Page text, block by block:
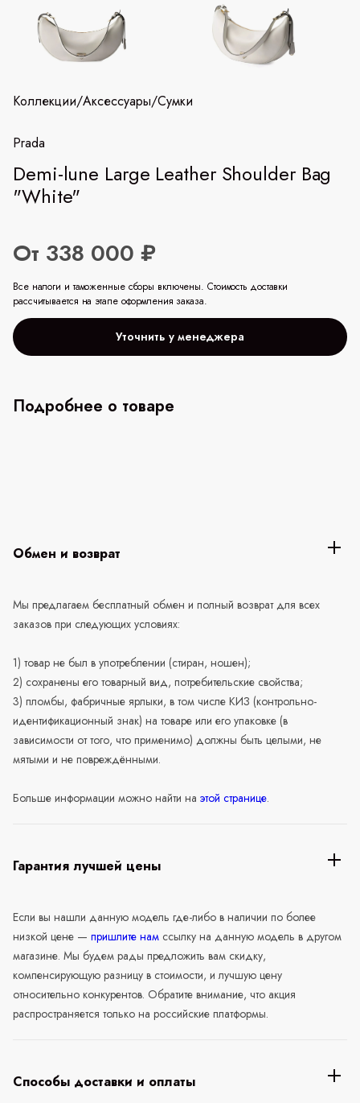
Коллекции/Аксессуары/Сумки
Prada
Demi-lune Large Leather Shoulder Bag
"White"
От 338 000 ₽
Все налоги и таможенные сборы включены. Стоимость доставки
рассчитывается на этапе оформления заказа.
Уточнить у менеджера
Подробнее о товаре
Обмен и возврат
Мы предлагаем бесплатный обмен и полный возврат для всех
заказов при следующих условиях:
1) товар не был в употреблении (стиран, ношен);
2) сохранены его товарный вид, потребительские свойства;
3) пломбы, фабричные ярлыки, в том числе КИЗ (контрольно-
идентификационный знак) на товаре или его упаковке (в
зависимости от того, что применимо) должны быть целыми, не
мятыми и не повреждёнными.
Больше информации можно найти на этой странице.
Гарантия лучшей цены
Если вы нашли данную модель где-либо в наличии по более
низкой цене — пришлите нам ссылку на данную модель в другом
магазине. Мы будем рады предложить вам скидку,
компенсирующую разницу в стоимости, и лучшую цену
относительно конкурентов. Обратите внимание, что акция
распространяется только на российские платформы.
Способы доставки и оплаты